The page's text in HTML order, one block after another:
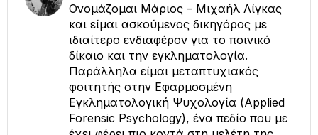
Ονομάζομαι Μάριος – Μιχαήλ Λίγκας
και είμαι ασκούμενος δικηγόρος με
ιδιαίτερο ενδιαφέρον για το ποινικό
δίκαιο και την εγκληματολογία.
Παράλληλα είμαι μεταπτυχιακός
φοιτητής στην Εφαρμοσμένη
Εγκληματολογική Ψυχολογία (Applied
Forensic Psychology), ένα πεδίο που με